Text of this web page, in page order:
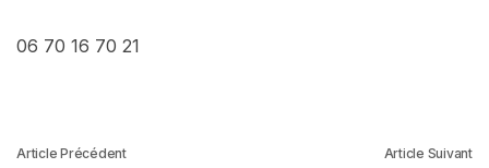
06 70 16 70 21
Article Précédent Article Suivant